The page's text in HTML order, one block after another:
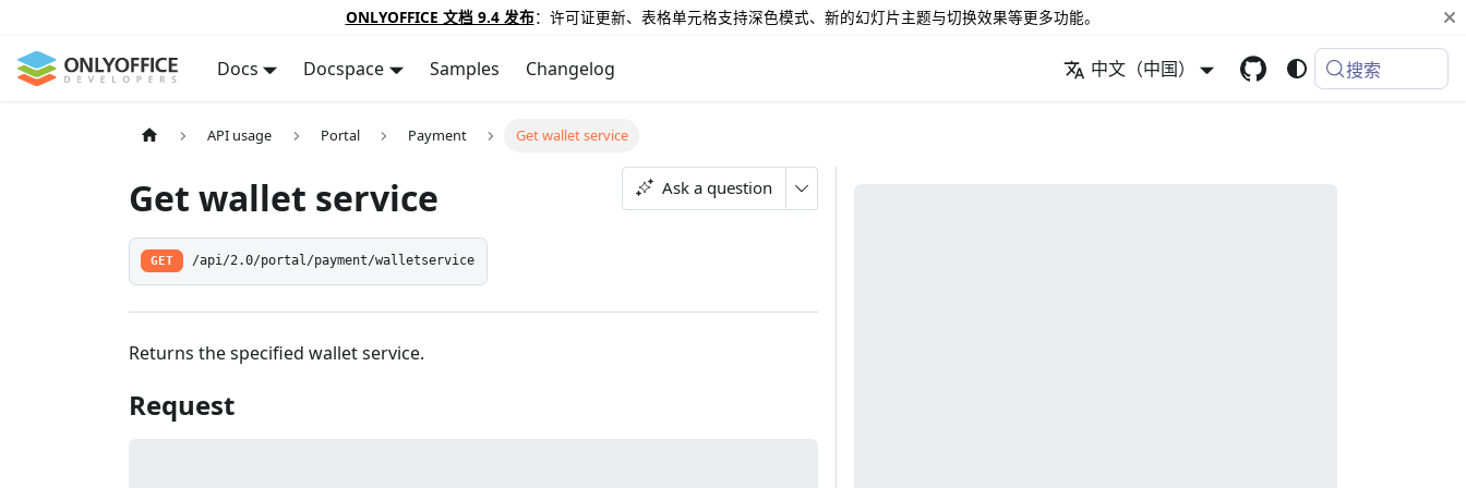
ONLYOFFICE 文档 9.4 发布：许可证更新、表格单元格支持深色模式、新的幻灯片主题与切换效果等更多功能。
Docs Docspace Samples Changelog 中文（中国） 搜索
API usage Portal Payment Get wallet service
Get wallet service Ask a question
GET /api/2.0/portal/payment/walletservice
Returns the specified wallet service.
Request